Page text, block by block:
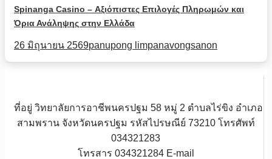
Spinanga Casino – Αξιόπιστες Επιλογές Πληρωμών και
Όρια Ανάληψης στην Ελλάδα
26 มิถุนายน 2569panupong limpanavongsanon
ที่อยู่ วิทยาลัยการอาชีพนครปฐม 58 หมู่ 2 ตำบลไร่ขิง อำเภอ
สามพราน จังหวัดนครปฐม รหัสไปรษณีย์ 73210 โทรศัพท์
034321283
โทรสาร 034321284 E-mail